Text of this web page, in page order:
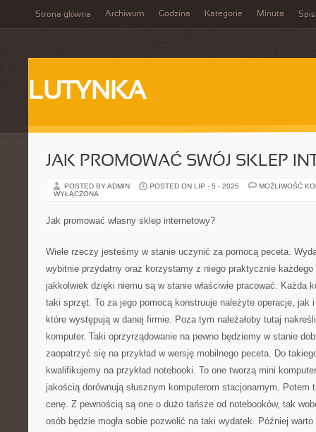
Strona główna Archiwum Godzina Kategorie Minuta Spis
LUTYNKA
JAK PROMOWAĆ SWÓJ SKLEP
POSTED BY ADMIN POSTED ON LIP - 5 - 2025
MOŻLIWOŚĆ
WYŁĄCZONA
Jak promować własny sklep internetowy?
Wiele rzeczy jesteśmy w stanie uczynić za pomocą peceta.
wybitnie przydatny oraz korzystamy z niego praktycznie
jakkolwiek dzięki niemu są w stanie właściwie pracować. Każda
taki sprzęt. To za jego pomocą konstruuje należyte operacje, jak
które występują w danej firmie. Poza tym należałoby tutaj
komputer. Taki oprzyrządowanie na pewno będziemy w stanie
zaopatrzyć się na przykład w wersję mobilnego peceta. Do
kwalifikujemy na przykład notebooki. To one tworzą mini
jakością dorównują słusznym komputerom stacjonarnym. Potem
cenę. Z pewnością są one o dużo tańsze od notebooków, tak
osób będzie mogła sobie pozwolić na taki wydatek. Później